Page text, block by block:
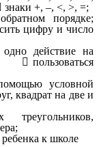
знаки +, –, <, >, =;
порядке;
цифру и число
действие на
 пользоваться
условной
квадрат на две и
к школе